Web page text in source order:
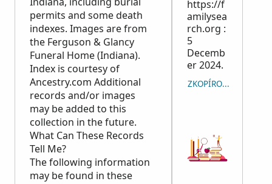
permits and some death
indexes. Images are from
the Ferguson & Glancy
Funeral Home (Indiana).
Index is courtesy of
Ancestry.com Additional
records and/or images
may be added to this
collection in the future.
What Can These Records
Tell Me?
The following information
may be found in these
https://f
amilysea
rch.org :
5
Decemb
er 2024.
ZKOPÍROVAT CITACI